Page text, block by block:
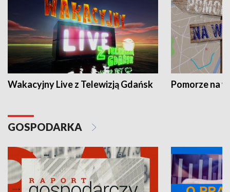
Wakacyjny Live z Telewizją Gdańsk Pomorze na
GOSPODARKA